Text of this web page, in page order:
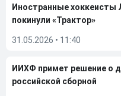
Иностранные хоккеисты
покинули «Трактор»
31.05.2026 • 11:40
ИИХФ примет решение о
российской сборной